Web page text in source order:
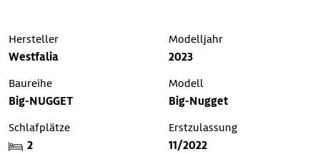
Hersteller
Westfalia
Modelljahr
2023
Baureihe
Big-NUGGET
Modell
Big-Nugget
Schlafplätze
2
Erstzulassung
11/2022